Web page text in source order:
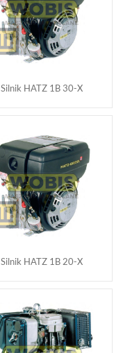
Silnik HATZ 1B 30-X
Silnik HATZ 1B 20-X